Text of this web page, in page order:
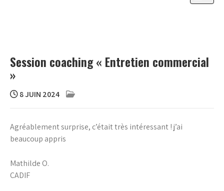
Open
Session coaching « Entretien commercial
»
8 JUIN 2024
Agréablement surprise, c’était très intéressant ! j’ai
beaucoup appris
Mathilde O.
CADIF